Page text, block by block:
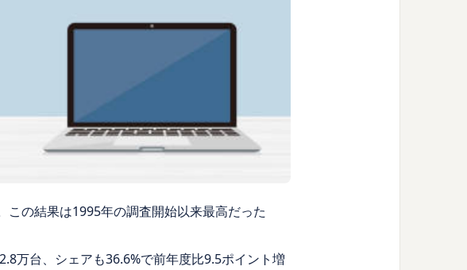
の結果は1995年の調査開始以来最高だった
万台、シェアも36.6%で前年度比9.5ポイント増